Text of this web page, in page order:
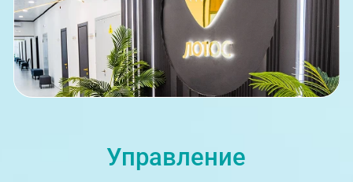
г. Златоуст, ул. Щербакова 2,
Управление